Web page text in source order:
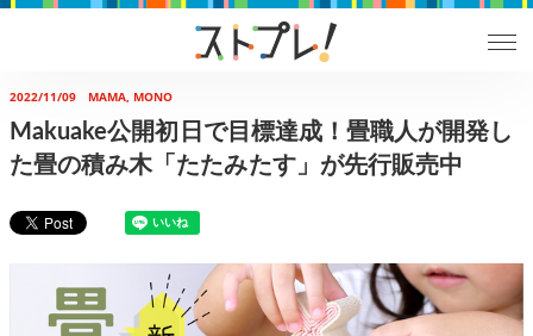
2022/11/09 MAMA, MONO
Makuake公開初日で目標達成！畳職人が開発し
た畳の積み木「たたみたす」が先行販売中